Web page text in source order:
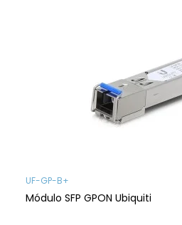
UF-GP-B+
Módulo SFP GPON Ubiquiti